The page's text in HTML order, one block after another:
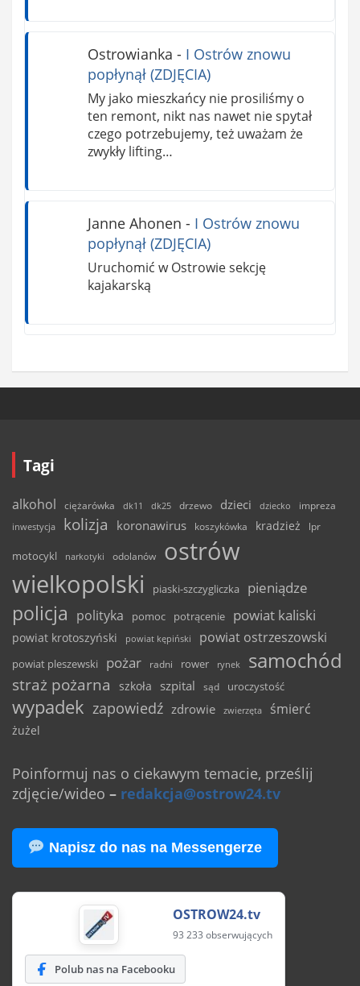
Ostrowianka - I Ostrów znowu
popłynął (ZDJĘCIA)
My jako mieszkańcy nie prosiliśmy o
ten remont, nikt nas nawet nie spytał
czego potrzebujemy, też uważam że
zwykły lifting…
Janne Ahonen - I Ostrów znowu
popłynął (ZDJĘCIA)
Uruchomić w Ostrowie sekcję
kajakarską
Tagi
alkohol ciężarówka dk11 dk25 drzewo dzieci dziecko
impreza
inwestycja
kolizja koronawirus koszykówka kradzież lpr
motocykl narkotyki odolanów
ostrów
wielkopolski
piaski-szczygliczka pieniądze
policja polityka pomoc potrącenie powiat kaliski
powiat krotoszyński powiat kępiński powiat ostrzeszowski
powiat pleszewski pożar radni rower rynek samochód
straż pożarna szkoła szpital sąd uroczystość
wypadek zapowiedź zdrowie zwierzęta śmierć
żużel
Poinformuj nas o ciekawym temacie, prześlij
zdjęcie/wideo – redakcja@ostrow24.tv
Napisz do nas na Messengerze
OSTROW24.tv
93 233 obserwujących
Polub nas na Facebooku